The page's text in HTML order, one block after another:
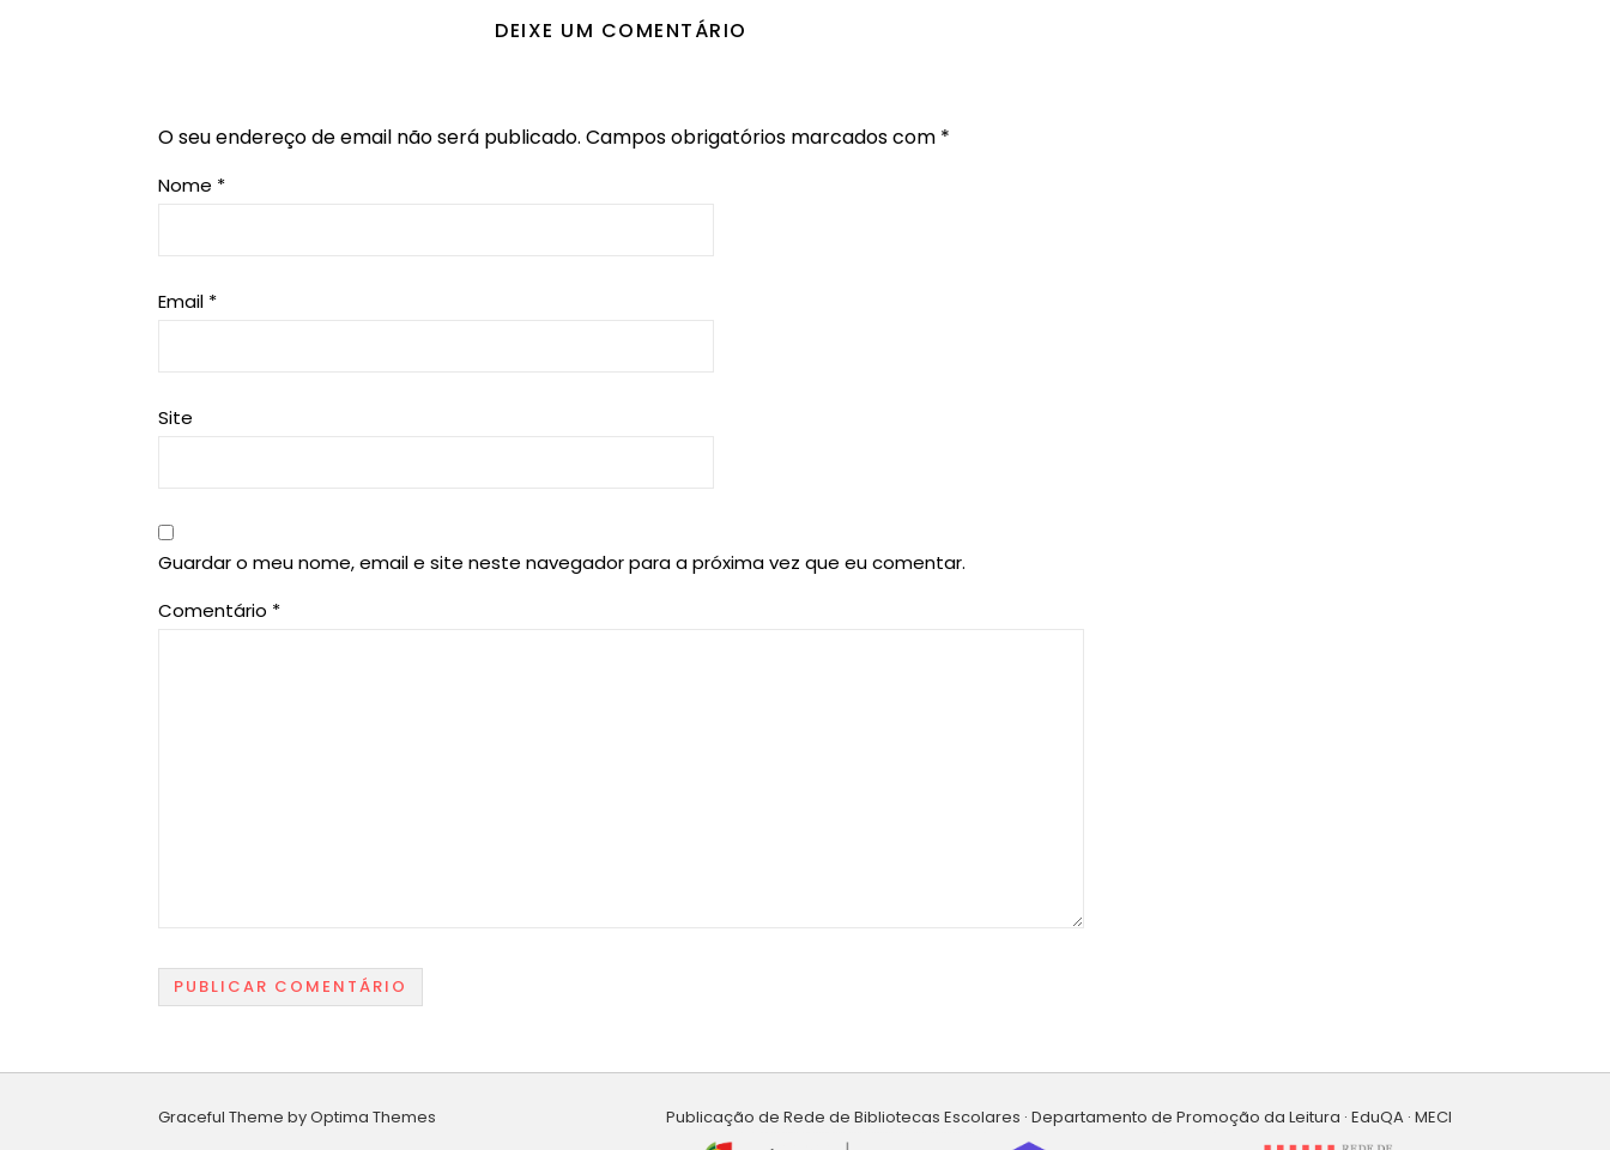
DEIXE UM COMENTÁRIO
O seu endereço de email não será publicado. Campos obrigatórios marcados com *
Nome *
Email *
Site
Guardar o meu nome, email e site neste navegador para a próxima vez que eu comentar.
Comentário *
Publicação de Rede de Bibliotecas Escolares · Departamento de Promoção da Leitura · EduQA · MECI
Graceful Theme byOptima Themes